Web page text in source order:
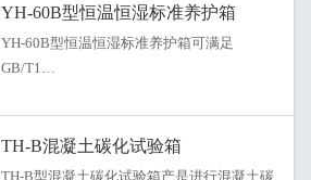
YH-60B型恒温恒湿标准养护箱
YH-60B型恒温恒湿标准养护箱可满足
GB/T1…
TH-B混凝土碳化试验箱
TH-B型混凝土碳化试验箱产是进行混凝土碳